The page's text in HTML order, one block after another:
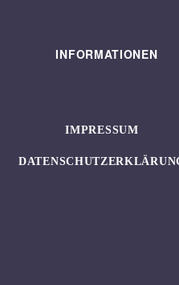
INFORMATIONEN
IMPRESSUM